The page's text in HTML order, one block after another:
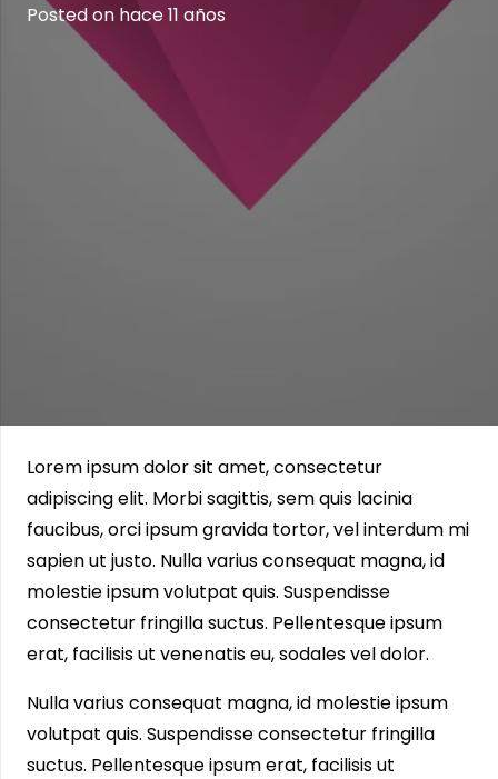
Posted on hace 11 años
Lorem ipsum dolor sit amet, consectetur
adipiscing elit. Morbi sagittis, sem quis lacinia
faucibus, orci ipsum gravida tortor, vel interdum mi
sapien ut justo. Nulla varius consequat magna, id
molestie ipsum volutpat quis. Suspendisse
consectetur fringilla suctus. Pellentesque ipsum
erat, facilisis ut venenatis eu, sodales vel dolor.
Nulla varius consequat magna, id molestie ipsum
volutpat quis. Suspendisse consectetur fringilla
suctus. Pellentesque ipsum erat, facilisis ut